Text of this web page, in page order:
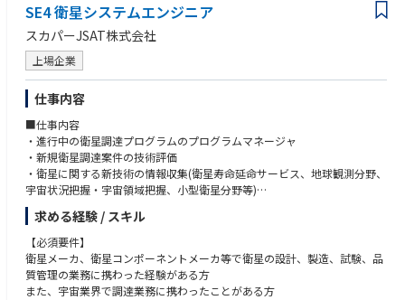
・多様なバックグラウンドを持ったプロフェッショナルと働く成長環境が
あります。
・伸びしろの大きな市場と、上記のような環境にいるからこそ得られる圧
倒的な成長があります。
〇キャリアパス
・個々の志向・強みに応じて、柔軟にキャリアを描いていただける環境で
す。
マネージャーとしてチームをリードするポジションからスタートし、将来
的には部門責任者として組織全体を牽引いただくなど、より大きな役割へ
のステップアップも可能です。
「こうなりたい」というビジョンを、ぜひ主体的に発信してください。
・スピード感ある環境で、常識にとらわれず新しい取り組みに果敢にチャ
レンジしたい方
・自らオーナーシップを持ち、周囲を巻き込みながら実行に移せる方
SE4 衛星システムエンジニア
スカパーJSAT株式会社
上場企業
仕事内容
■仕事内容
・進行中の衛星調達プログラムのプログラムマネージャ
・新規衛星調達案件の技術評価
・衛星に関する新技術の情報収集(衛星寿命延命サービス、地球観測分野、
宇宙状況把握・宇宙領域把握、小型衛星分野等)
■期待する役割
・国内外の衛星メーカとの衛星調達プログラムの管理を主担当として従事
いただく。
・プログラム管理のみならず、社内新規案件における調達先選定評価業務
にも携わっていただきます。
求める経験 / スキル
【必須要件】
衛星メーカ、衛星コンポーネントメーカ等で衛星の設計、製造、試験、品
質管理の業務に携わった経験がある方
また、宇宙業界で調達業務に携わったことがある方